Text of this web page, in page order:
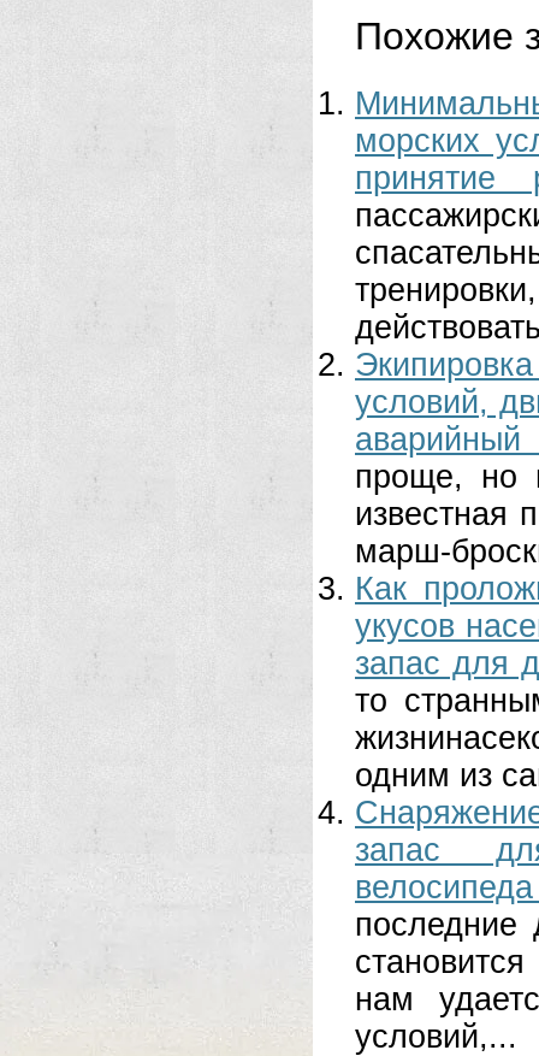
Похожие
морских
условий,
аварийный
проще, но
известная
марш-
Как
укусов
запас для
то
одним из
запас
последние
нам
условий,...